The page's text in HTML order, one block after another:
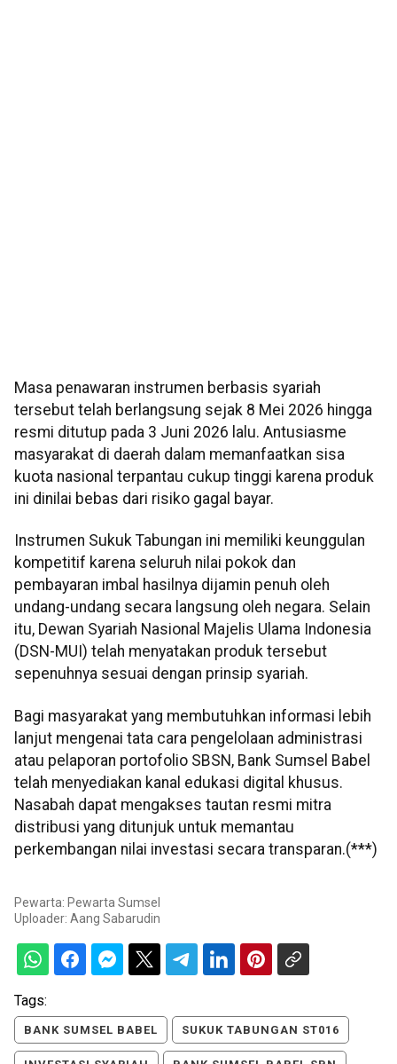
Masa penawaran instrumen berbasis syariah
tersebut telah berlangsung sejak 8 Mei 2026 hingga
resmi ditutup pada 3 Juni 2026 lalu. Antusiasme
masyarakat di daerah dalam memanfaatkan sisa
kuota nasional terpantau cukup tinggi karena produk
ini dinilai bebas dari risiko gagal bayar.
Instrumen Sukuk Tabungan ini memiliki keunggulan
kompetitif karena seluruh nilai pokok dan
pembayaran imbal hasilnya dijamin penuh oleh
undang-undang secara langsung oleh negara. Selain
itu, Dewan Syariah Nasional Majelis Ulama Indonesia
(DSN-MUI) telah menyatakan produk tersebut
sepenuhnya sesuai dengan prinsip syariah.
Bagi masyarakat yang membutuhkan informasi lebih
lanjut mengenai tata cara pengelolaan administrasi
atau pelaporan portofolio SBSN, Bank Sumsel Babel
telah menyediakan kanal edukasi digital khusus.
Nasabah dapat mengakses tautan resmi mitra
distribusi yang ditunjuk untuk memantau
perkembangan nilai investasi secara transparan.(***)
Pewarta: Pewarta Sumsel
Uploader: Aang Sabarudin
Tags:
BANK SUMSEL BABEL SUKUK TABUNGAN ST016